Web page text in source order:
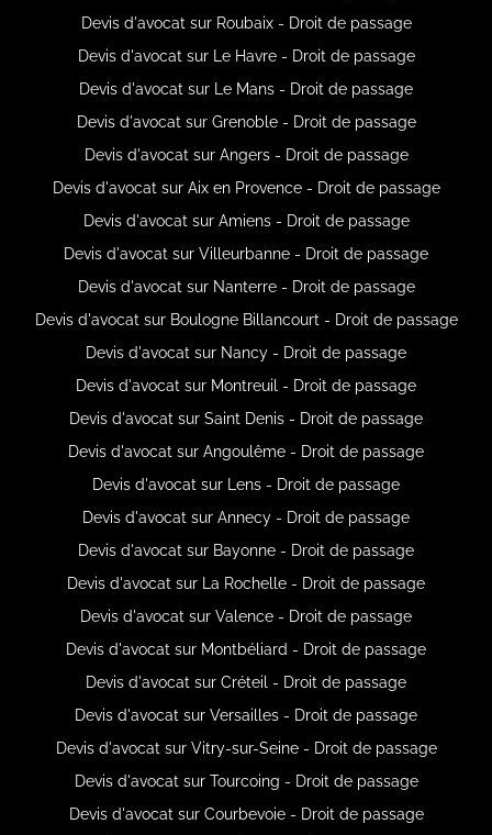
Devis d'avocat sur Roubaix - Droit de passage
Devis d'avocat sur Le Havre - Droit de passage
Devis d'avocat sur Le Mans - Droit de passage
Devis d'avocat sur Grenoble - Droit de passage
Devis d'avocat sur Angers - Droit de passage
Devis d'avocat sur Aix en Provence - Droit de passage
Devis d'avocat sur Amiens - Droit de passage
Devis d'avocat sur Villeurbanne - Droit de passage
Devis d'avocat sur Nanterre - Droit de passage
Devis d'avocat sur Boulogne Billancourt - Droit de passage
Devis d'avocat sur Nancy - Droit de passage
Devis d'avocat sur Montreuil - Droit de passage
Devis d'avocat sur Saint Denis - Droit de passage
Devis d'avocat sur Angoulême - Droit de passage
Devis d'avocat sur Lens - Droit de passage
Devis d'avocat sur Annecy - Droit de passage
Devis d'avocat sur Bayonne - Droit de passage
Devis d'avocat sur La Rochelle - Droit de passage
Devis d'avocat sur Valence - Droit de passage
Devis d'avocat sur Montbéliard - Droit de passage
Devis d'avocat sur Créteil - Droit de passage
Devis d'avocat sur Versailles - Droit de passage
Devis d'avocat sur Vitry-sur-Seine - Droit de passage
Devis d'avocat sur Tourcoing - Droit de passage
Devis d'avocat sur Courbevoie - Droit de passage